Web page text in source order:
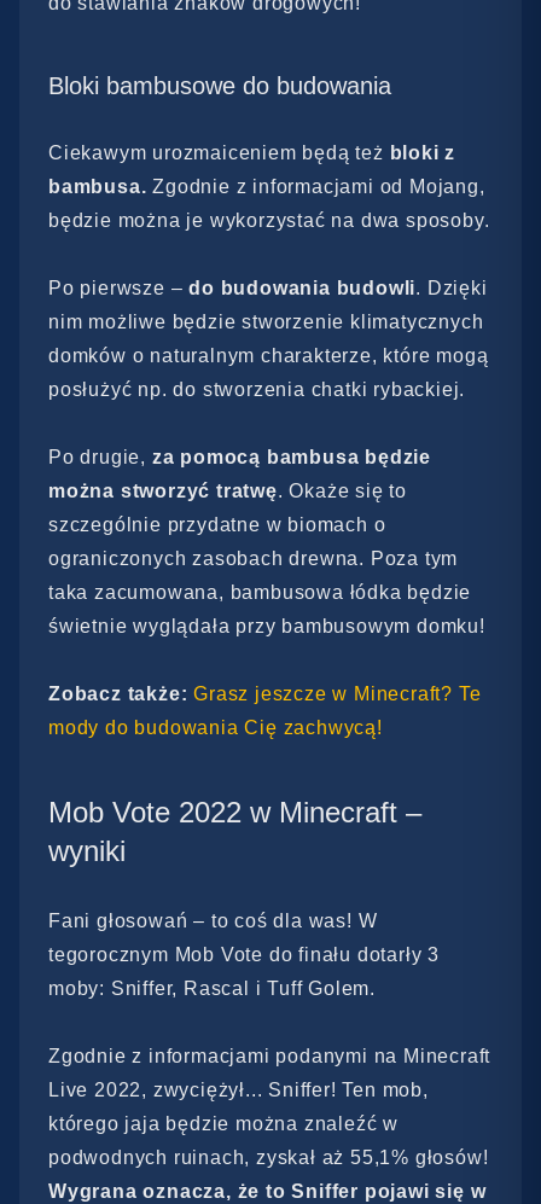
Bloki bambusowe do budowania
Ciekawym urozmaiceniem będą też bloki z
bambusa.Zgodnie z informacjami od Mojang,
będzie można je wykorzystać na dwa sposoby.
Po pierwsze –do budowania budowli. Dzięki
nim możliwe będzie stworzenie klimatycznych
domków o naturalnym charakterze, które mogą
posłużyć np. do stworzenia chatki rybackiej.
Po drugie, za pomocą bambusa będzie
można stworzyć tratwę. Okaże się to
szczególnie przydatne w biomach o
ograniczonych zasobach drewna. Poza tym
taka zacumowana, bambusowa łódka będzie
świetnie wyglądała przy bambusowym domku!
Zobacz także:Grasz jeszcze w Minecraft? Te
mody do budowania Cię zachwycą!
Mob Vote 2022 w Minecraft –
wyniki
Fani głosowań – to coś dla was! W
tegorocznym Mob Vote do finału dotarły 3
moby: Sniffer, Rascal i Tuff Golem.
Zgodnie z informacjami podanymi na Minecraft
Live 2022, zwyciężył... Sniffer! Ten mob,
którego jaja będzie można znaleźć w
podwodnych ruinach, zyskał aż 55,1% głosów!
Wygrana oznacza, że to Sniffer pojawi się w